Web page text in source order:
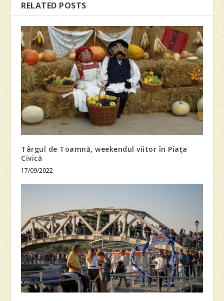
RELATED POSTS
Târgul de Toamnă, weekendul viitor în Piaţa
Civică
17/09/2022